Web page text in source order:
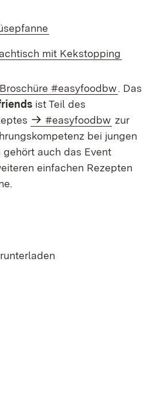
mit Kekstopping
Broschüre #easyfoodbw. Das
ist Teil des
#easyfoodbw zur
bei jungen
gehört auch das Event
einfachen Rezepten